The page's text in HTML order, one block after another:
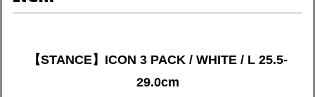
【STANCE】ICON 3 PACK / WHITE / L 25.5-
29.0cm